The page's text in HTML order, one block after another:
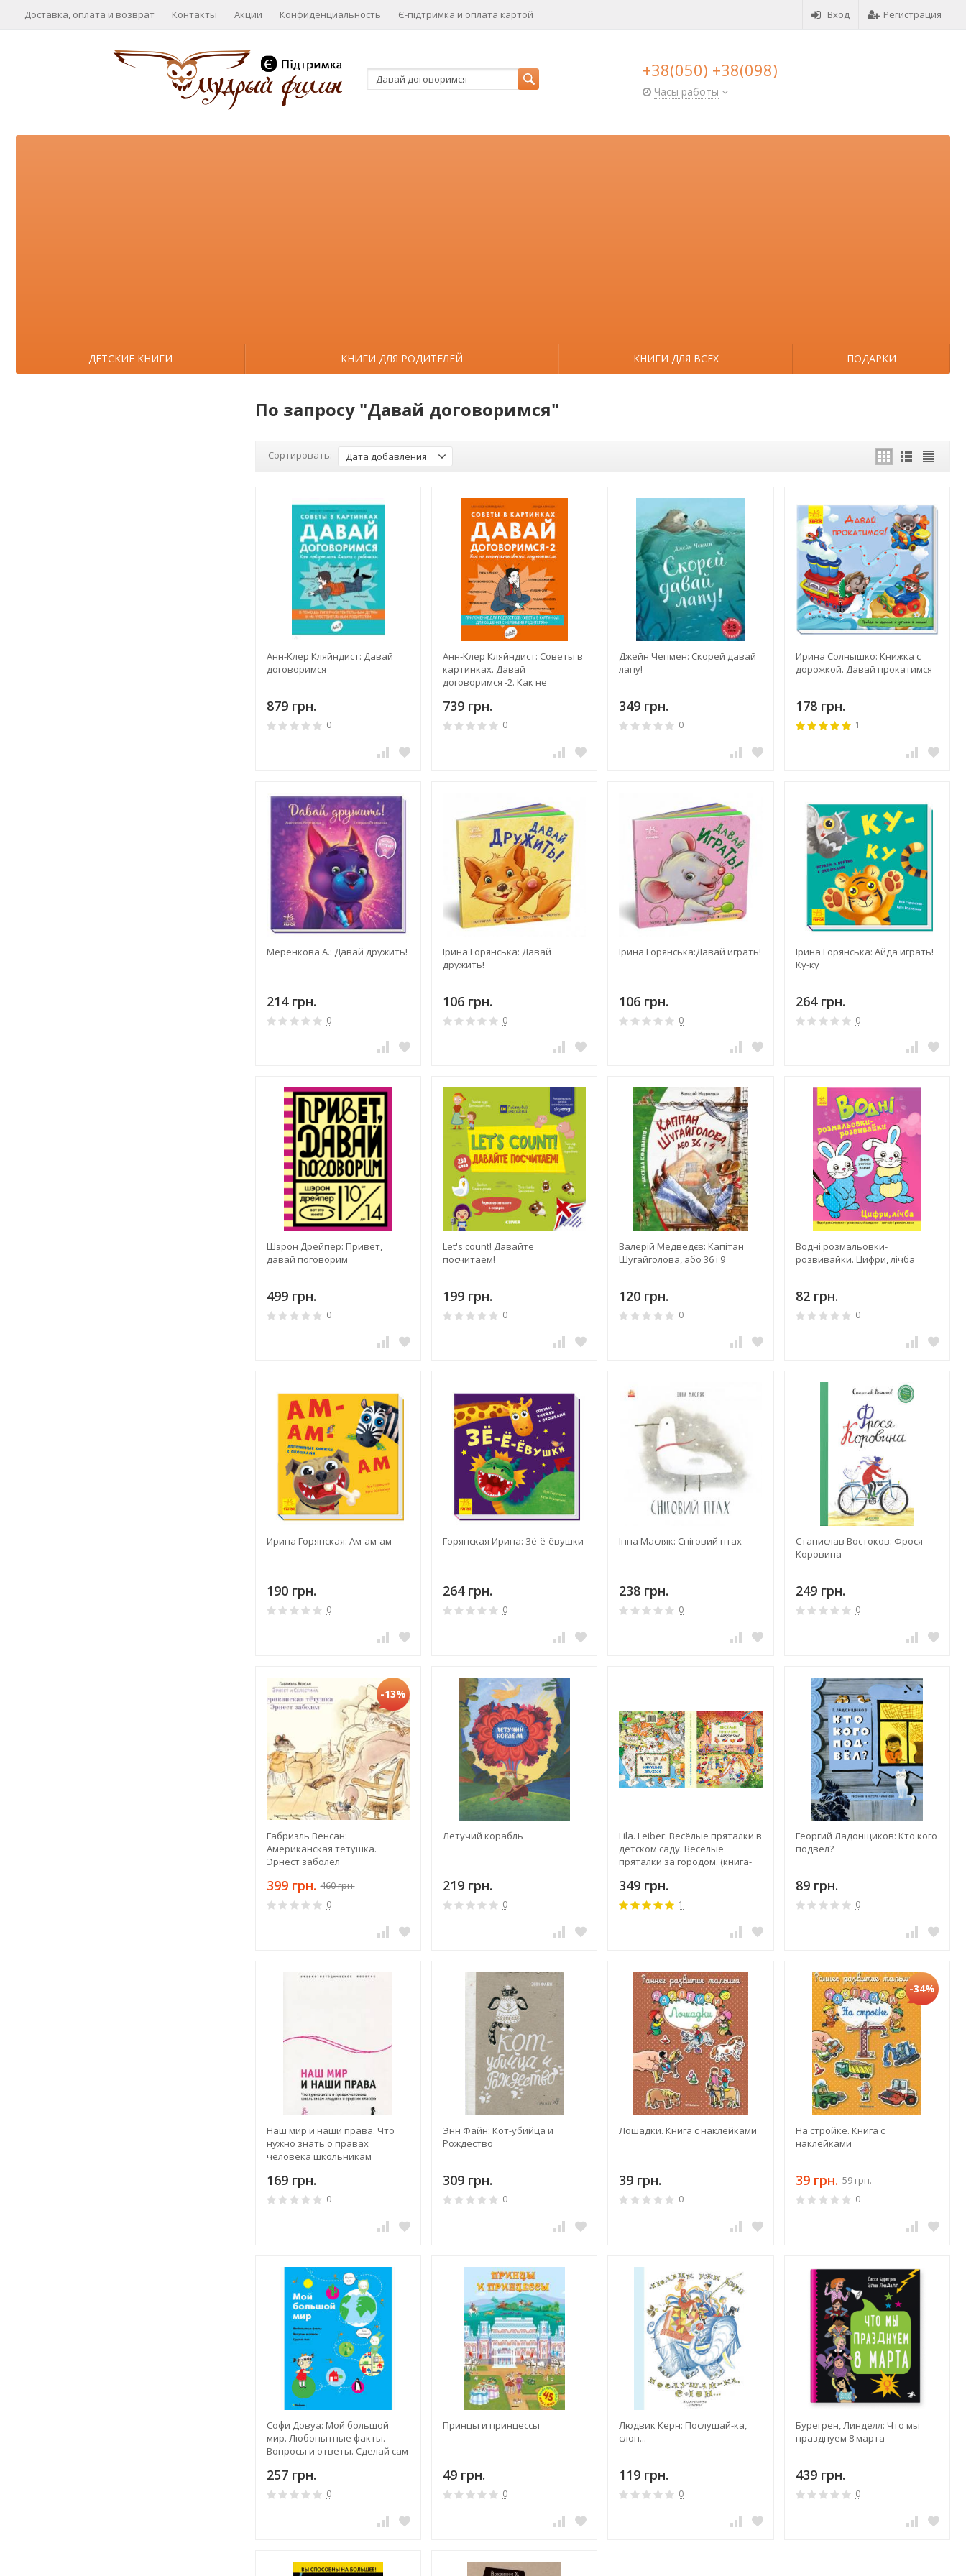
Вход Регистрация
Доставка, оплата и возврат Контакты Акции Конфиденциальность Є-підтримка и оплата картой
+38(050) +38(098)
Часы работы
ДЕТСКИЕ КНИГИ КНИГИ ДЛЯ РОДИТЕЛЕЙ КНИГИ ДЛЯ ВСЕХ ПОДАРКИ
По запросу "Давай договоримся"
Сортировать: Дата добавления
Анн-Клер Кляйндист: Давай
договоримся
879 грн.
0
Анн-Клер Кляйндист: Советы в
картинках. Давай
договоримся -2. Как не
739 грн.
0
Джейн Чепмен: Скорей давай
лапу!
349 грн.
0
Ирина Солнышко: Книжка с
дорожкой. Давай прокатимся
178 грн.
1
Меренкова А.: Давай дружить!
214 грн.
0
Ірина Горянська: Давай
дружить!
106 грн.
0
Ірина Горянська:Давай играть!
106 грн.
0
Ірина Горянська: Айда играть!
Ку-ку
264 грн.
0
Шэрон Дрейпер: Привет,
давай поговорим
499 грн.
0
Let's count! Давайте
посчитаем!
199 грн.
0
Валерій Медведєв: Капітан
Шугайголова, або 36 і 9
120 грн.
0
Водні розмальовки-
розвивайки. Цифри, лічба
82 грн.
0
Ирина Горянская: Ам-ам-ам
190 грн.
0
Горянская Ирина: Зё-ё-ёвушки
264 грн.
0
Інна Масляк: Сніговий птах
238 грн.
0
Станислав Востоков: Фрося
Коровина
249 грн.
0
-13%
Габриэль Венсан:
Американская тётушка.
Эрнест заболел
399 грн. 460 грн.
0
Летучий корабль
219 грн.
0
Lila. Leiber: Весёлые пряталки в
детском саду. Весёлые
пряталки за городом. (книга-
349 грн.
1
Георгий Ладонщиков: Кто кого
подвёл?
89 грн.
0
Наш мир и наши права. Что
нужно знать о правах
человека школьникам
169 грн.
0
Энн Файн: Кот-убийца и
Рождество
309 грн.
0
Лошадки. Книга с наклейками
39 грн.
0
-34%
На стройке. Книга с
наклейками
39 грн. 59 грн.
0
Софи Довуа: Мой большой
мир. Любопытные факты.
Вопросы и ответы. Сделай сам
257 грн.
0
Принцы и принцессы
49 грн.
0
Людвик Керн: Послушай-ка,
слон...
119 грн.
0
Бурегрен, Линделл: Что мы
празднуем 8 марта
439 грн.
0